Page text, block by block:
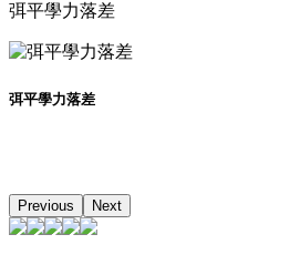
弭平學力落差
弭平學力落差
Previous Next